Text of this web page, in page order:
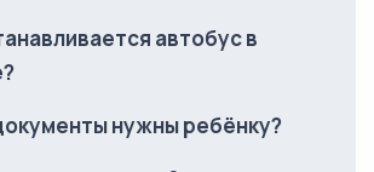
автобус в
нужны ребёнку?